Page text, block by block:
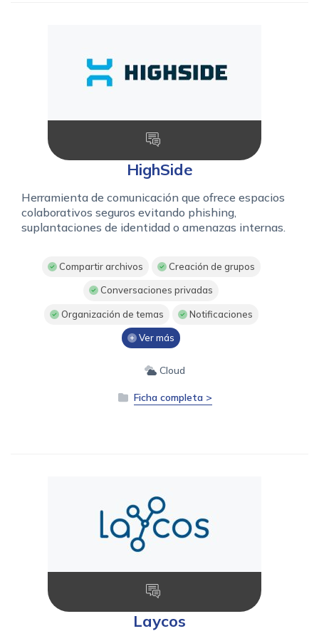
HighSide
Herramienta de comunicación que ofrece espacios
colaborativos seguros evitando phishing,
suplantaciones de identidad o amenazas internas.
Compartir archivos Creación de grupos
Conversaciones privadas
Organización de temas Notificaciones
Ver más
Cloud
Ficha completa >
Laycos